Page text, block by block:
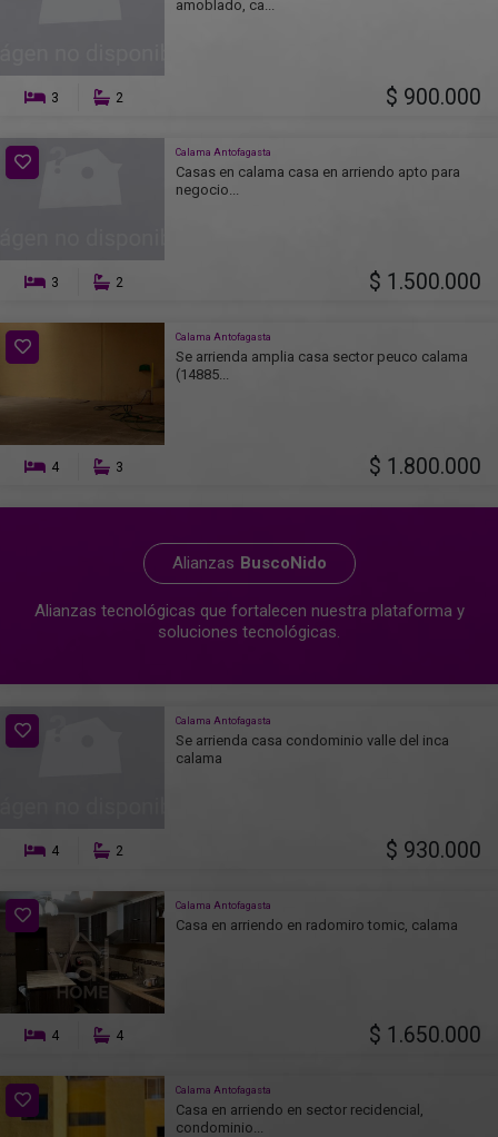
amoblado, ca...
3 2 $ 900.000
Calama Antofagasta
Casas en calama casa en arriendo apto para
negocio...
3 2 $ 1.500.000
Calama Antofagasta
Se arrienda amplia casa sector peuco calama
(14885...
4 3 $ 1.800.000
Alianzas BuscoNido
Alianzas tecnológicas que fortalecen nuestra plataforma y
soluciones tecnológicas.
Calama Antofagasta
Se arrienda casa condominio valle del inca
calama
4 2 $ 930.000
Calama Antofagasta
Casa en arriendo en radomiro tomic, calama
4 4 $ 1.650.000
Calama Antofagasta
Casa en arriendo en sector recidencial,
condominio...